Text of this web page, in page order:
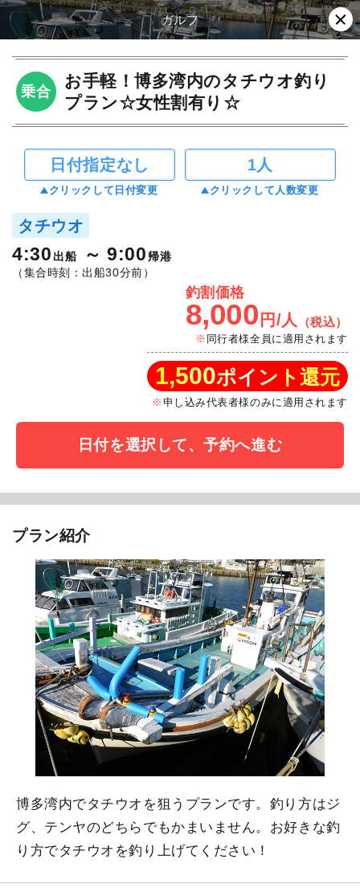
ガルフ
乗合
お手軽！博多湾内のタチウオ釣り
プラン☆女性割有り☆
日付指定なし
クリックして日付変更
1人
クリックして人数変更
タチウオ
4:30 出船 9:00 帰港
（集合時刻：出船30分前）
釣割価格
8,000 円/人 （税込）
同行者様全員に適用されます
1,500ポイント還元
申し込み代表者様のみに適用されます
日付を選択して、予約へ進む
プラン紹介
博多湾内でタチウオを狙うプランです。釣り方はジ
グ、テンヤのどちらでもかまいません。お好きな釣
り方でタチウオを釣り上げてください！